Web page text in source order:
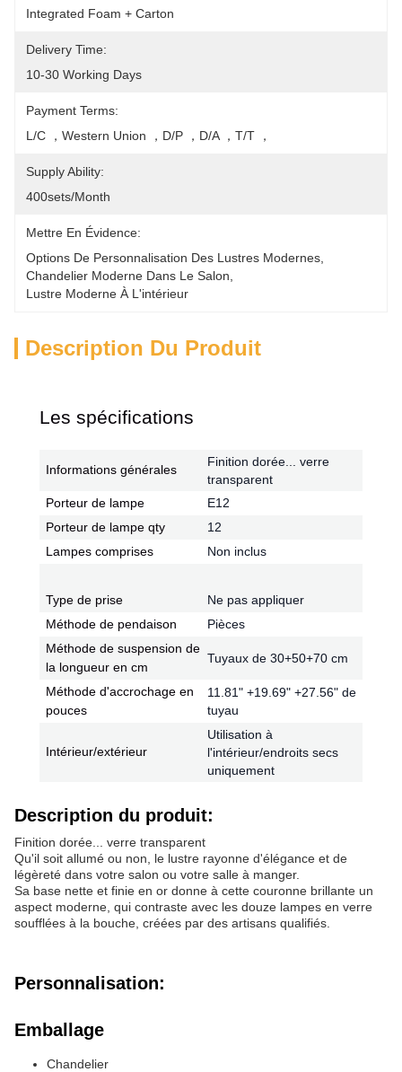
Integrated Foam + Carton
Delivery Time:
10-30 Working Days
Payment Terms:
L/C ，Western Union ，D/P ，D/A ，T/T ，
Supply Ability:
400sets/month
Mettre En Évidence:
Options De Personnalisation Des Lustres Modernes
Chandelier Moderne Dans Le Salon
Lustre Moderne À L'intérieur
Description Du Produit
Les spécifications
Informations générales
Finition dorée... verre
transparent
Porteur de lampe
E12
Porteur de lampe qty
12
Lampes comprises
Non inclus
Type de prise
Ne pas appliquer
Méthode de pendaison
Pièces
Méthode de suspension de
la longueur en cm
Tuyaux de 30+50+70 cm
Méthode d'accrochage en
pouces
11.81" +19.69" +27.56" de
tuyau
Intérieur/extérieur
Utilisation à
l'intérieur/endroits secs
uniquement
Description du produit:
Finition dorée... verre transparent
Qu'il soit allumé ou non, le lustre rayonne d'élégance et de
légèreté dans votre salon ou votre salle à manger.
Sa base nette et finie en or donne à cette couronne brillante un
aspect moderne, qui contraste avec les douze lampes en verre
soufflées à la bouche, créées par des artisans qualifiés.
Personnalisation:
Emballage
Chandelier